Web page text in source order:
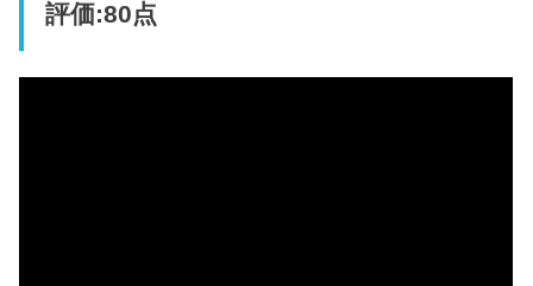
評価:80点